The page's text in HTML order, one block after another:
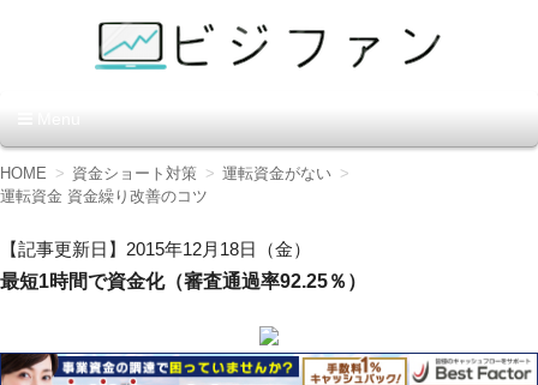
ン】
コ
ン
ン
ツ
へ
HOME 資金ショート対策
運転資金がない
運転資金 資金繰り改善のコツ
【記事更新日】2015年12月18日（金）
最短1時間で資金化（審査通過率92.25％）